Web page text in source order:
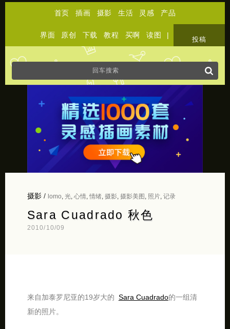
首页 插画 摄影 生活 灵感 产品
界面 原创 下载 教程 买啊 读图 |
投稿
摄影/ lomo 光, 心情, 情绪, 摄影, 摄影美图 照片, 记录
Sara Cuadrado 秋色
2010/10/09
来自加泰罗尼亚的19岁大的 Sara Cuadrado的一组清
新的照片。